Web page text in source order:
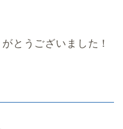
とうございました！